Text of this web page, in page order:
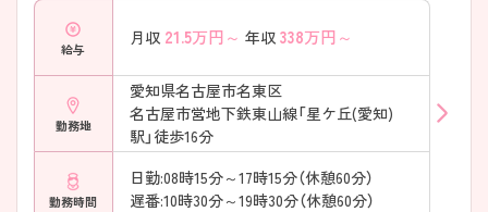
給与
月収 21.5万円～ 年収 338万円～
勤務地
愛知県名古屋市名東区
名古屋市営地下鉄東山線「星ケ丘(愛知)
駅」徒歩16分
勤務時間
日勤:08時15分～17時15分（休憩60分）
遅番:10時30分～19時30分（休憩60分）